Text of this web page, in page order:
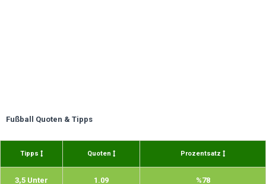
Fußball Quoten & Tipps
Tipps Quoten Prozentsatz
3,5 Unter 1.09 %78